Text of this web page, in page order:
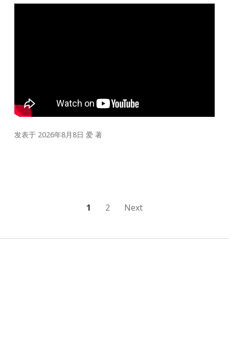
发表于 2026年8月8日 爱 著
1 2 Next